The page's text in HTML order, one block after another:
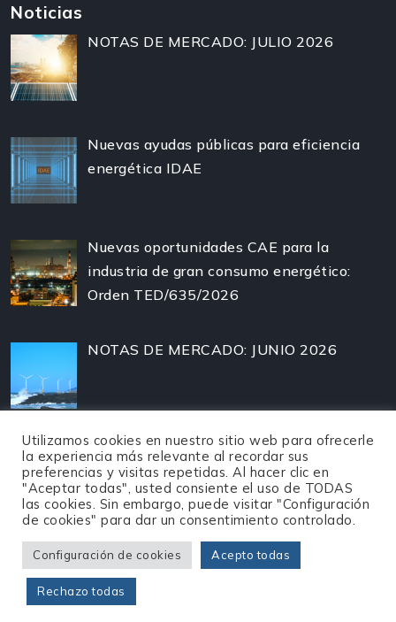
Noticias
NOTAS DE MERCADO: JULIO 2026
Nuevas ayudas públicas para eficiencia
energética IDAE
Nuevas oportunidades CAE para la
industria de gran consumo energético:
Orden TED/635/2026
NOTAS DE MERCADO: JUNIO 2026
©2026Enertrade -Política de privacidad
Utilizamos cookies en nuestro sitio web para ofrecerle
la experiencia más relevante al recordar sus
preferencias y visitas repetidas. Al hacer clic en
"Aceptar todas", usted consiente el uso de TODAS
las cookies. Sin embargo, puede visitar "Configuración
de cookies" para dar un consentimiento controlado.
Configuración de cookies Acepto todas
Rechazo todas